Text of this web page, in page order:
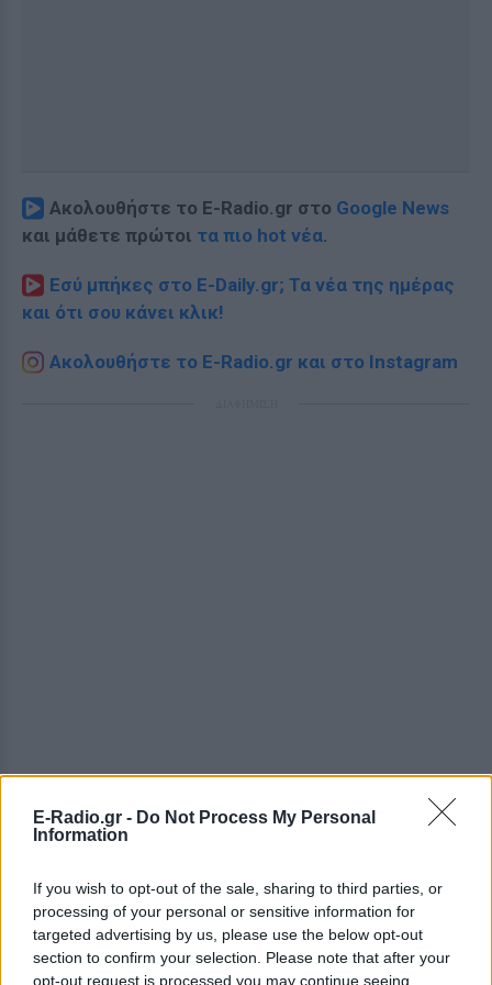
E-Radio.gr - Do Not Process My Personal
Information
If you wish to opt-out of the sale, sharing to third parties, or
processing of your personal or sensitive information for
targeted advertising by us, please use the below opt-out
section to confirm your selection. Please note that after your
opt-out request is processed you may continue seeing
Ακολουθήστε το E-Radio.gr στο Google News
και μάθετε πρώτοι τα πιο hot νέα.
Εσύ μπήκες στο E-Daily.gr; Τα νέα της ημέρας
και ότι σου κάνει κλικ!
Ακολουθήστε το E-Radio.gr και στο Instagram
ΔΕΙΤΕ ΕΠΙΣΗΣ